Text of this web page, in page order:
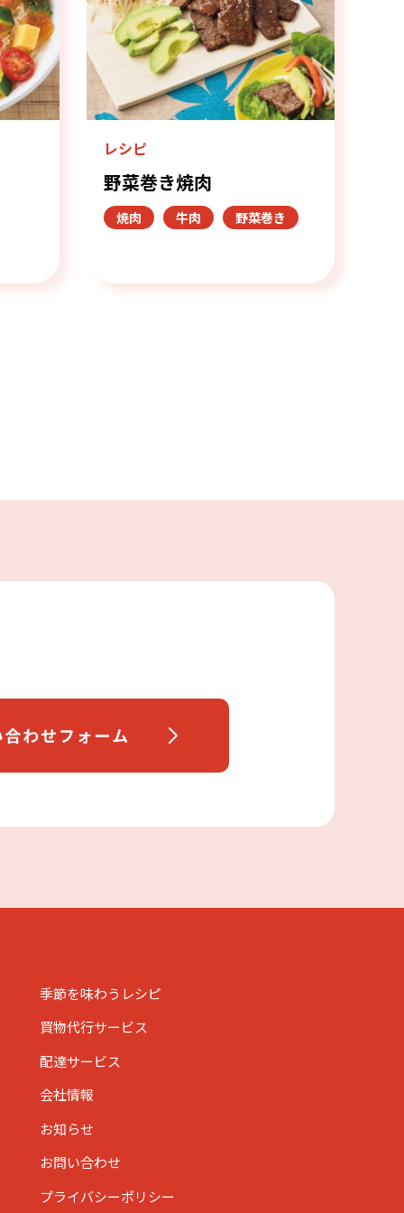
レシピ
野菜巻き焼肉
焼肉 牛肉 野菜巻き
季節を味わうレシピ
買物代行サービス
配達サービス
会社情報
お知らせ
お問い合わせ
プライバシーポリシー